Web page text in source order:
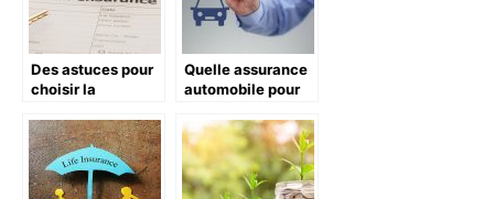
Des astuces pour
choisir la
assurance auto
Quelle assurance
automobile pour
electrique ?